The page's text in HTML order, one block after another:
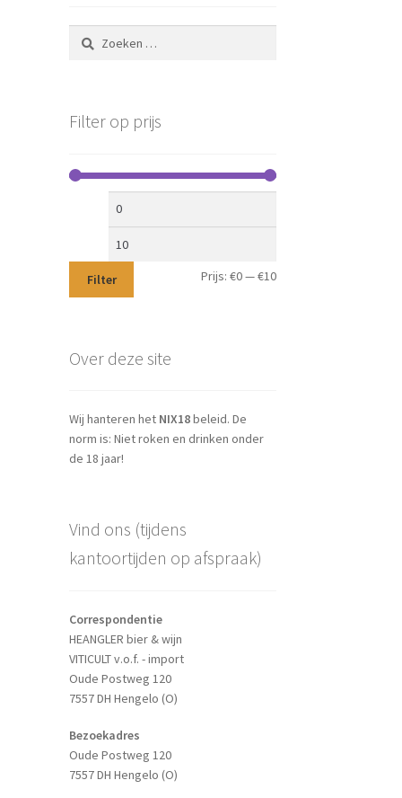
Zoeken
naar:
Filter op prijs
Min.
Filter Prijs: €0—€10
Over deze site
Wij hanteren het NIX18beleid. De
norm is: Niet roken en drinken onder
de 18 jaar!
Vind ons (tijdens
kantoortijden op afspraak)
Correspondentie
HEANGLER bier & wijn
VITICULT v.o.f. - import
Oude Postweg 120
7557 DH Hengelo (O)
Bezoekadres
Oude Postweg 120
7557 DH Hengelo (O)